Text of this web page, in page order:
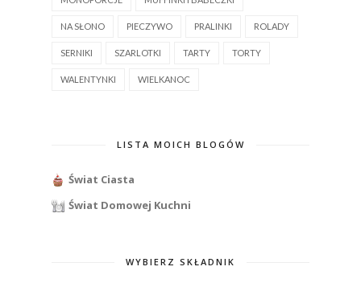
NA SŁONO PIECZYWO PRALINKI ROLADY
SERNIKI SZARLOTKI TARTY TORTY
WALENTYNKI WIELKANOC
LISTA MOICH BLOGÓW
Świat Ciasta
Świat Domowej Kuchni
WYBIERZ SKŁADNIK